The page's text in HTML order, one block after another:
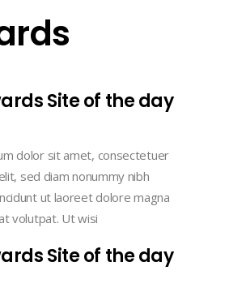
Site of the day
dolor sit amet, consectetuer
sed diam nonummy nibh
ut laoreet dolore magna
volutpat. Ut wisi
Site of the day